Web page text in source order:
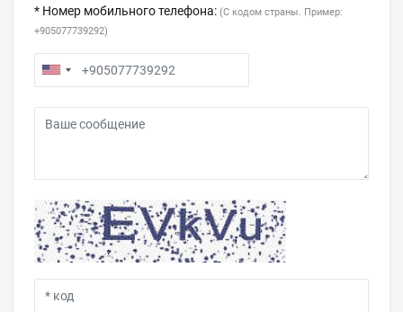
* Номер мобильного телефона: (С кодом страны. Пример:
+905077739292)